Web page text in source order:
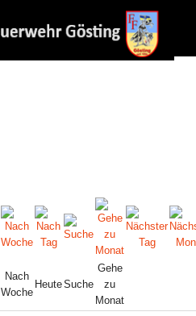
Nach
Woche
HeuteSuche
Gehe
zu
Monat